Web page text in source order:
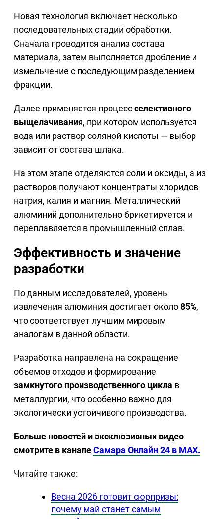
Новая технология включает несколько
последовательных стадий обработки.
Сначала проводится анализ состава
материала, затем выполняется дробление и
измельчение с последующим разделением
фракций.
Далее применяется процессселективного
выщелачивания, при котором используется
вода или раствор соляной кислоты — выбор
зависит от состава шлака.
На этом этапе отделяются соли и оксиды, а из
растворов получают концентраты хлоридов
натрия, калия и магния. Металлический
алюминий дополнительно брикетируется и
переплавляется в промышленный сплав.
Эффективность и значение
разработки
По данным исследователей, уровень
извлечения алюминия достигает около85%,
что соответствует лучшим мировым
аналогам в данной области.
Разработка направлена на сокращение
объемов отходов и формирование
замкнутого производственного цикла в
металлургии, что особенно важно для
экологически устойчивого производства.
Больше новостей и эксклюзивных видео
смотрите в каналеСамара Онлайн 24 в MAX.
Читайте также:
Весна 2026 готовит сюрпризы:
почему май станет самым